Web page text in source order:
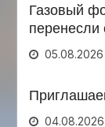
Газовый
перенесли
05.08.2026
04.08.2026